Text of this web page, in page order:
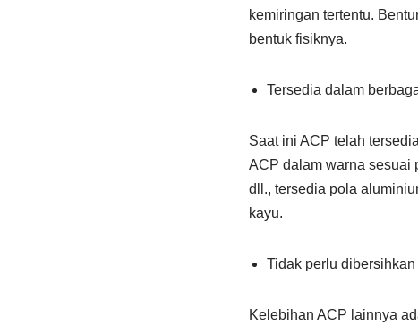
kemiringan tertentu.
bentuk fisiknya.
Tersedia dalam
Saat ini ACP telah
ACP dalam warna sesuai
dll., tersedia pola
kayu.
Tidak perlu dibersihkan
Kelebihan ACP lainnya